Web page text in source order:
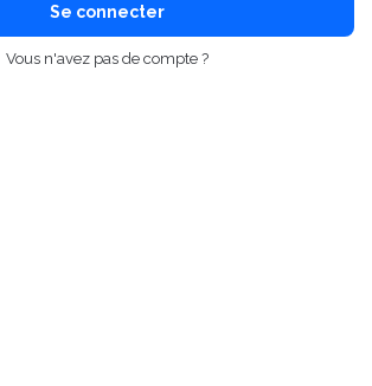
Se connecter
Vous n'avez pas de compte ?